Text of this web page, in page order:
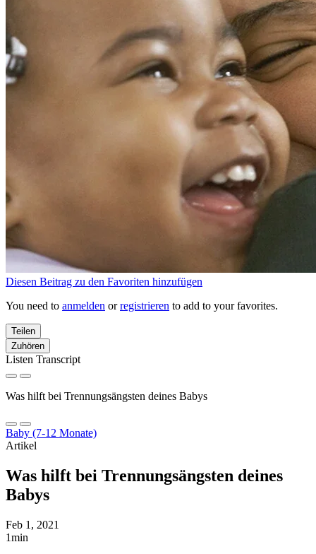
Diesen Beitrag zu den Favoriten hinzufügen
You need to anmelden orregistrieren to add to your favorites.
Teilen
Zuhören
Listen Transcript
Was hilft bei Trennungsängsten deines Babys
Baby (7-12 Monate)
Artikel
Was hilft bei Trennungsängsten deines
Babys
Feb 1, 2021
1min